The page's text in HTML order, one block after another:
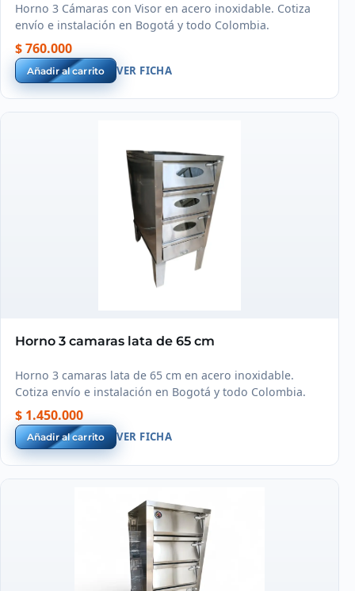
Horno 3 Cámaras con Visor en acero inoxidable. Cotiza
envío e instalación en Bogotá y todo Colombia.
$ 760.000
Añadir al carrito VER FICHA
Horno 3 camaras lata de 65 cm
Horno 3 camaras lata de 65 cm en acero inoxidable.
Cotiza envío e instalación en Bogotá y todo Colombia.
$ 1.450.000
Añadir al carrito VER FICHA